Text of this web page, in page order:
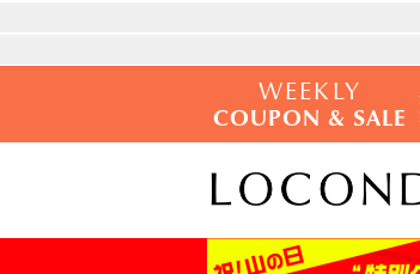
WEEKLY
COUPON & SALE